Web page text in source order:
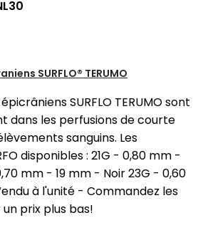
SURFLO® TERUMO
SURFLO TERUMO sont
dans les perfusions de courte
sanguins. Les
disponibles : 21G - 0,80 mm -
mm - 19 mm - Noir 23G - 0,60
à l'unité - Commandez les
prix plus bas!